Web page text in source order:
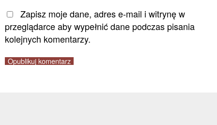
Zapisz moje dane, adres e-mail i witrynę w
przeglądarce aby wypełnić dane podczas pisania
kolejnych komentarzy.